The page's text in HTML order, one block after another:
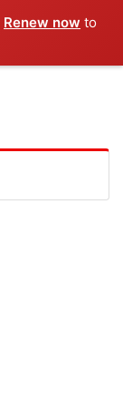
Renew now to